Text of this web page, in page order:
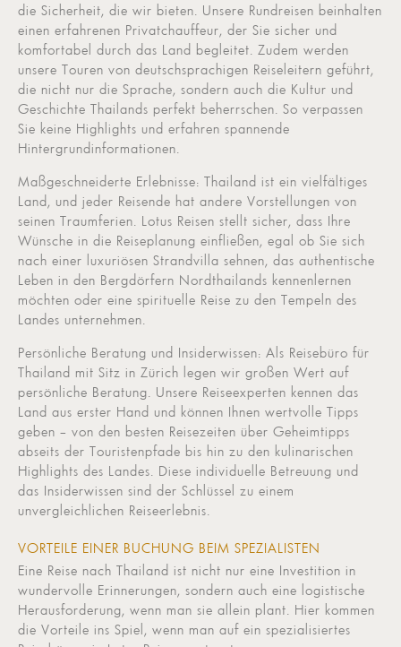
die Sicherheit, die wir bieten. Unsere Rundreisen beinhalten
einen erfahrenen Privatchauffeur, der Sie sicher und
komfortabel durch das Land begleitet. Zudem werden
unsere Touren von deutschsprachigen Reiseleitern geführt,
die nicht nur die Sprache, sondern auch die Kultur und
Geschichte Thailands perfekt beherrschen. So verpassen
Sie keine Highlights und erfahren spannende
Hintergrundinformationen.
Maßgeschneiderte Erlebnisse: Thailand ist ein vielfältiges
Land, und jeder Reisende hat andere Vorstellungen von
seinen Traumferien. Lotus Reisen stellt sicher, dass Ihre
Wünsche in die Reiseplanung einfließen, egal ob Sie sich
nach einer luxuriösen Strandvilla sehnen, das authentische
Leben in den Bergdörfern Nordthailands kennenlernen
möchten oder eine spirituelle Reise zu den Tempeln des
Landes unternehmen.
Persönliche Beratung und Insiderwissen: Als Reisebüro für
Thailand mit Sitz in Zürich legen wir großen Wert auf
persönliche Beratung. Unsere Reiseexperten kennen das
Land aus erster Hand und können Ihnen wertvolle Tipps
geben – von den besten Reisezeiten über Geheimtipps
abseits der Touristenpfade bis hin zu den kulinarischen
Highlights des Landes. Diese individuelle Betreuung und
das Insiderwissen sind der Schlüssel zu einem
unvergleichlichen Reiseerlebnis.
VORTEILE EINER BUCHUNG BEIM SPEZIALISTEN
Eine Reise nach Thailand ist nicht nur eine Investition in
wundervolle Erinnerungen, sondern auch eine logistische
Herausforderung, wenn man sie allein plant. Hier kommen
die Vorteile ins Spiel, wenn man auf ein spezialisiertes